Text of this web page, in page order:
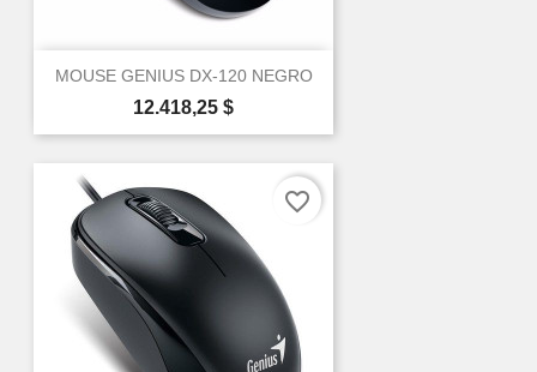
MOUSE GENIUS DX-120 NEGRO
Precio
12.418,25 $
favorite_border